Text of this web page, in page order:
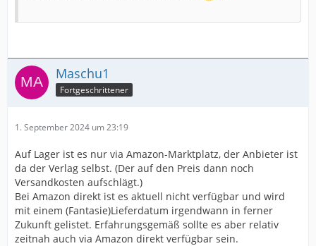
Maschu1
Fortgeschrittener
1. September 2024 um 23:19
Auf Lager ist es nur via Amazon-Marktplatz, der Anbieter ist
da der Verlag selbst. (Der auf den Preis dann noch
Versandkosten aufschlägt.)
Bei Amazon direkt ist es aktuell nicht verfügbar und wird
mit einem (Fantasie)Lieferdatum irgendwann in ferner
Zukunft gelistet. Erfahrungsgemäß sollte es aber relativ
zeitnah auch via Amazon direkt verfügbar sein.